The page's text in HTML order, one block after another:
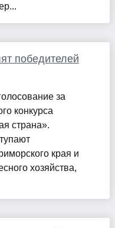
победителей
за
конкурса
страна».
края и
хозяйства,